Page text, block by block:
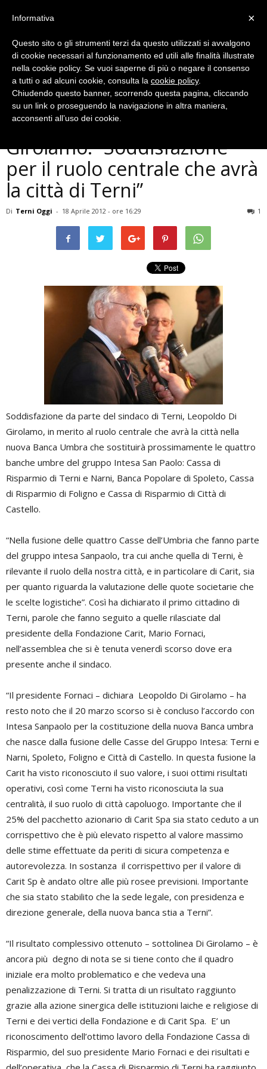
Economia
Nuova Banca Umbra, Di
Girolamo: ”Soddisfazione
per il ruolo centrale che avrà
la città di Terni”
Di Terni Oggi - 18 Aprile 2012 - ore 16:29 1
Soddisfazione da parte del sindaco di Terni, Leopoldo Di
Girolamo, in merito al ruolo centrale che avrà la città nella
nuova Banca Umbra che sostituirà prossimamente le quattro
banche umbre del gruppo Intesa San Paolo: Cassa di
Risparmio di Terni e Narni, Banca Popolare di Spoleto, Cassa
di Risparmio di Foligno e Cassa di Risparmio di Città di
Castello.
“Nella fusione delle quattro Casse dell’Umbria che fanno parte
del gruppo intesa Sanpaolo, tra cui anche quella di Terni, è
rilevante il ruolo della nostra città, e in particolare di Carit, sia
per quanto riguarda la valutazione delle quote societarie che
le scelte logistiche”. Così ha dichiarato il primo cittadino di
Terni, parole che fanno seguito a quelle rilasciate dal
presidente della Fondazione Carit, Mario Fornaci,
nell’assemblea che si è tenuta venerdì scorso dove era
presente anche il sindaco.
“Il presidente Fornaci – dichiara Leopoldo Di Girolamo – ha
resto noto che il 20 marzo scorso si è concluso l’accordo con
Intesa Sanpaolo per la costituzione della nuova Banca umbra
che nasce dalla fusione delle Casse del Gruppo Intesa: Terni e
Narni, Spoleto, Foligno e Città di Castello. In questa fusione la
Carit ha visto riconosciuto il suo valore, i suoi ottimi risultati
operativi, così come Terni ha visto riconosciuta la sua
centralità, il suo ruolo di città capoluogo. Importante che il
25% del pacchetto azionario di Carit Spa sia stato ceduto a un
corrispettivo che è più elevato rispetto al valore massimo
delle stime effettuate da periti di sicura competenza e
autorevolezza. In sostanza il corrispettivo per il valore di
Carit Sp è andato oltre alle più rosee previsioni. Importante
che sia stato stabilito che la sede legale, con presidenza e
direzione generale, della nuova banca stia a Terni”.
“Il risultato complessivo ottenuto – sottolinea Di Girolamo – è
ancora più degno di nota se si tiene conto che il quadro
iniziale era molto problematico e che vedeva una
penalizzazione di Terni. Si tratta di un risultato raggiunto
grazie alla azione sinergica delle istituzioni laiche e religiose di
Terni e dei vertici della Fondazione e di Carit Spa. E’ un
riconoscimento dell’ottimo lavoro della Fondazione Cassa di
Risparmio, del suo presidente Mario Fornaci e dei risultati e
×
Informativa
Questo sito o gli strumenti terzi da questo utilizzati si avvalgono
di cookie necessari al funzionamento ed utili alle finalità illustrate
nella cookie policy. Se vuoi saperne di più o negare il consenso
a tutti o ad alcuni cookie, consulta la cookie policy.
Chiudendo questo banner, scorrendo questa pagina, cliccando
su un link o proseguendo la navigazione in altra maniera,
acconsenti all’uso dei cookie.